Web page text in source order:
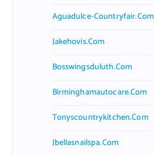
Aguadulce-Countryfair.com
Jakehovis.com
Bosswingsduluth.com
Birminghamautocare.com
Tonyscountrykitchen.com
Jbellasnailspa.com